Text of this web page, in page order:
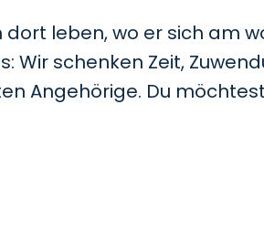
leben, wo er sich am
schenken Zeit,
Angehörige. Du